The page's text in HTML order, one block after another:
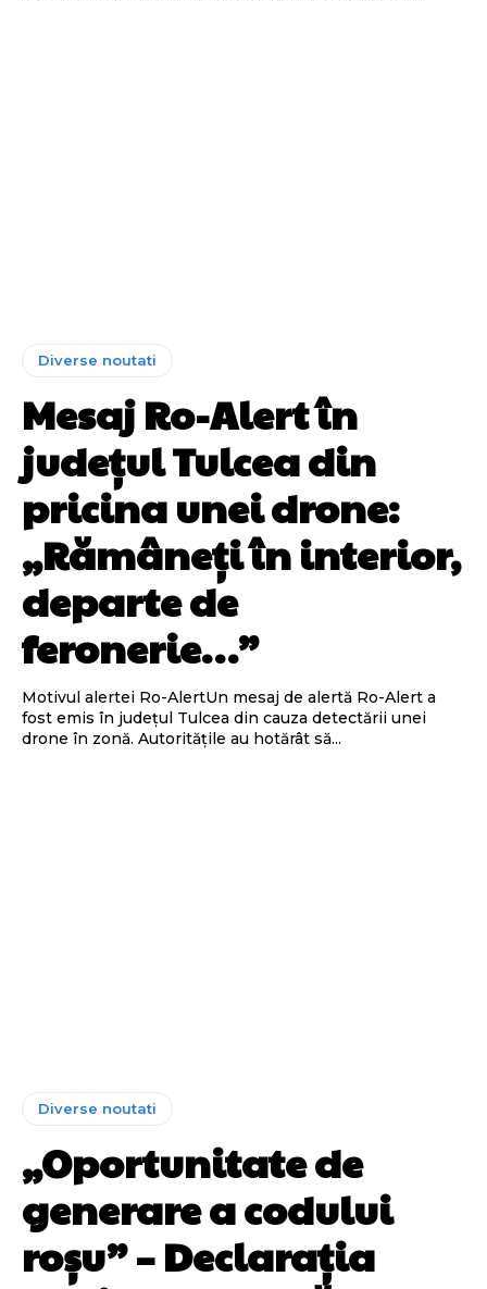
Diverse noutati
Mesaj Ro-Alert în
județul Tulcea din
pricina unei drone:
„Rămâneți în interior,
departe de
feronerie…”
Motivul alertei Ro-AlertUn mesaj de alertă Ro-Alert a
fost emis în județul Tulcea din cauza detectării unei
drone în zonă. Autoritățile au hotărât să...
Diverse noutati
„Oportunitate de
generare a codului
roșu” – Declarația